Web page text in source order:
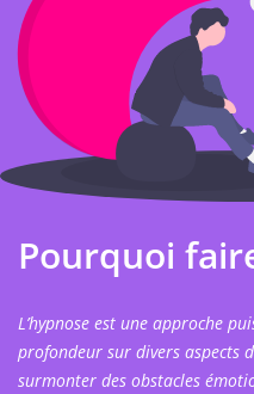
Pourquoi
L’hypnose est une approche
profondeur sur divers aspects
surmonter des obstacles